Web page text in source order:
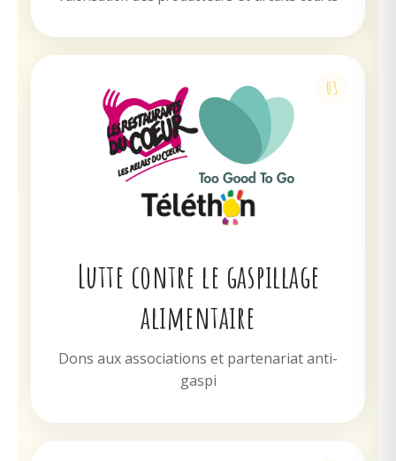
03
Lutte contre le gaspillage
alimentaire
Dons aux associations et partenariat anti-
gaspi